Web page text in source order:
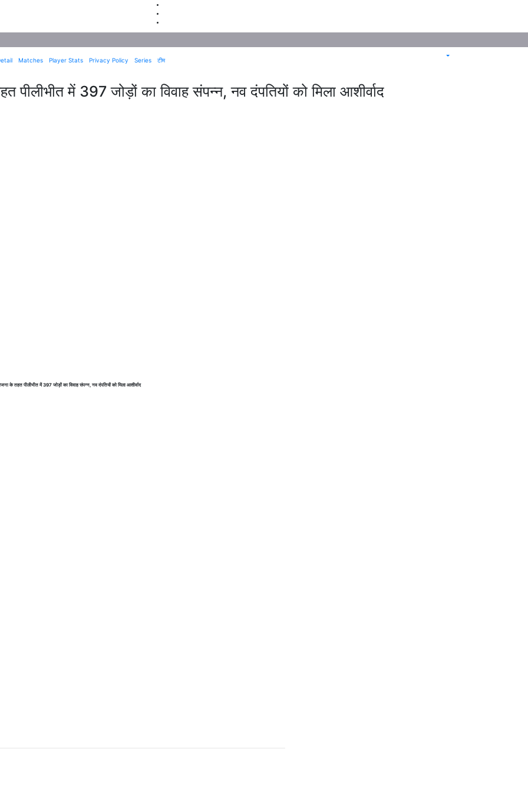
Matches Player Stats Privacy Policy Series टीम
पीलीभीत में 397 जोड़ों का विवाह संपन्न, नव दंपतियों को मिला आशीर्वाद
के तहत पीलीभीत में 397 जोड़ों का विवाह संपन्न, नव दंपतियों को मिला आशीर्वाद